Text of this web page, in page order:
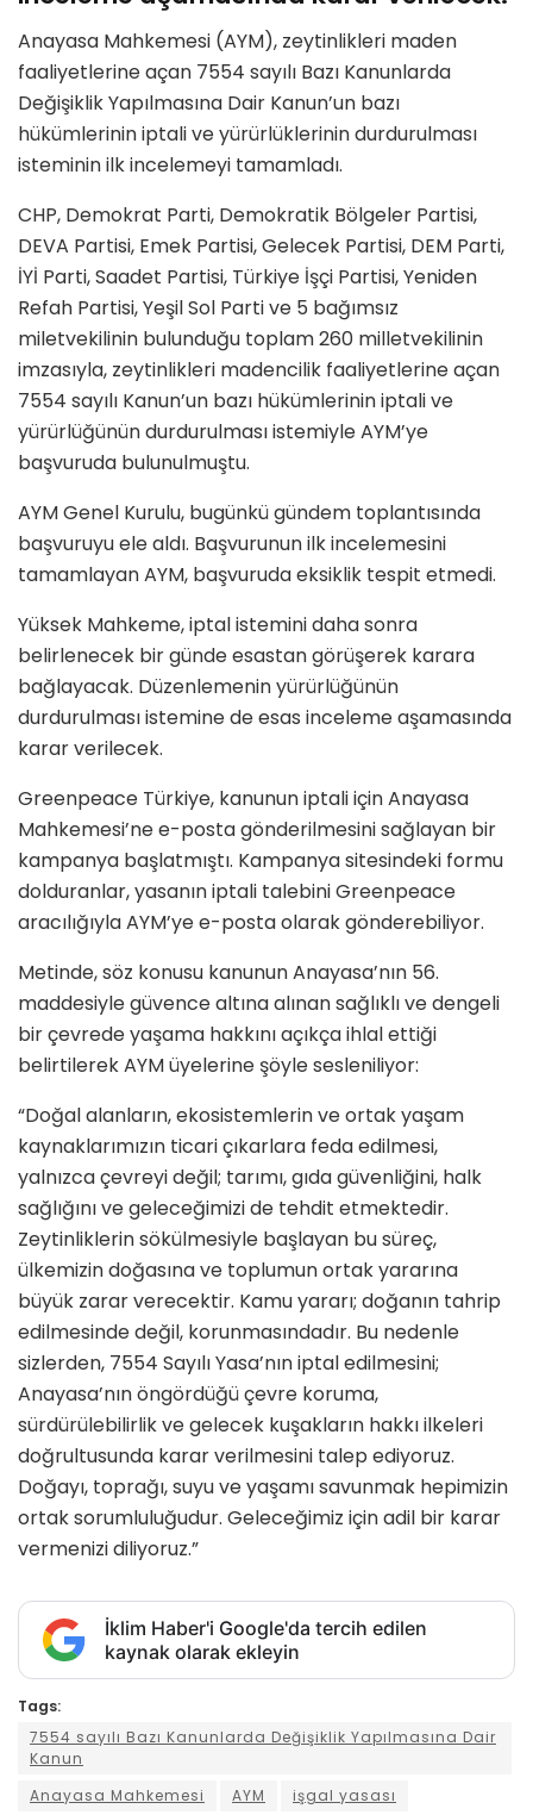
Anayasa Mahkemesi (AYM), zeytinlikleri maden
faaliyetlerine açan 7554 sayılı Bazı Kanunlarda
Değişiklik Yapılmasına Dair Kanun’un bazı
hükümlerinin iptali ve yürürlüklerinin durdurulması
isteminin ilk incelemeyi tamamladı.
CHP, Demokrat Parti, Demokratik Bölgeler Partisi,
DEVA Partisi, Emek Partisi, Gelecek Partisi, DEM Parti,
İYİ Parti, Saadet Partisi, Türkiye İşçi Partisi, Yeniden
Refah Partisi, Yeşil Sol Parti ve 5 bağımsız
miletvekilinin bulunduğu toplam 260 milletvekilinin
imzasıyla, zeytinlikleri madencilik faaliyetlerine açan
7554 sayılı Kanun’un bazı hükümlerinin iptali ve
yürürlüğünün durdurulması istemiyle AYM’ye
başvuruda bulunulmuştu.
AYM Genel Kurulu, bugünkü gündem toplantısında
başvuruyu ele aldı. Başvurunun ilk incelemesini
tamamlayan AYM, başvuruda eksiklik tespit etmedi.
Yüksek Mahkeme, iptal istemini daha sonra
belirlenecek bir günde esastan görüşerek karara
bağlayacak. Düzenlemenin yürürlüğünün
durdurulması istemine de esas inceleme aşamasında
karar verilecek.
Greenpeace Türkiye, kanunun iptali için Anayasa
Mahkemesi’ne e-posta gönderilmesini sağlayan bir
kampanya başlatmıştı. Kampanya sitesindeki formu
dolduranlar, yasanın iptali talebini Greenpeace
aracılığıyla AYM’ye e-posta olarak gönderebiliyor.
Metinde, söz konusu kanunun Anayasa’nın 56.
maddesiyle güvence altına alınan sağlıklı ve dengeli
bir çevrede yaşama hakkını açıkça ihlal ettiği
belirtilerek AYM üyelerine şöyle sesleniliyor:
“Doğal alanların, ekosistemlerin ve ortak yaşam
kaynaklarımızın ticari çıkarlara feda edilmesi,
yalnızca çevreyi değil; tarımı, gıda güvenliğini, halk
sağlığını ve geleceğimizi de tehdit etmektedir.
Zeytinliklerin sökülmesiyle başlayan bu süreç,
ülkemizin doğasına ve toplumun ortak yararına
büyük zarar verecektir. Kamu yararı; doğanın tahrip
edilmesinde değil, korunmasındadır. Bu nedenle
sizlerden, 7554 Sayılı Yasa’nın iptal edilmesini;
Anayasa’nın öngördüğü çevre koruma,
sürdürülebilirlik ve gelecek kuşakların hakkı ilkeleri
doğrultusunda karar verilmesini talep ediyoruz.
Doğayı, toprağı, suyu ve yaşamı savunmak hepimizin
ortak sorumluluğudur. Geleceğimiz için adil bir karar
vermenizi diliyoruz.”
İklim Haber'i Google'da tercih edilen
kaynak olarak ekleyin
Tags:
7554 sayılı Bazı Kanunlarda Değişiklik Yapılmasına Dair
Kanun
Anayasa Mahkemesi
AYM işgal yasası